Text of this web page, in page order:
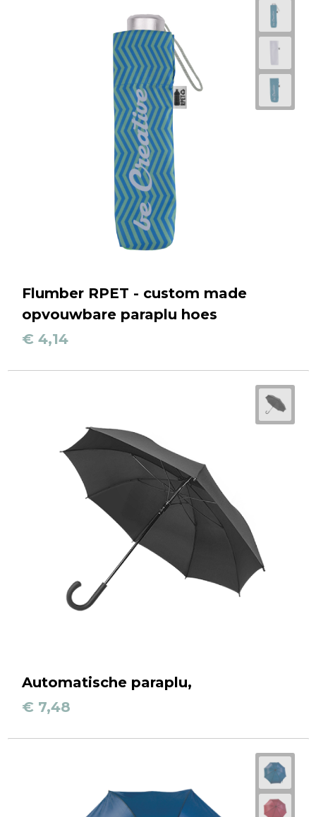
Flumber RPET - custom made
opvouwbare paraplu hoes
€ 4,14
Automatische paraplu,
€ 7,48